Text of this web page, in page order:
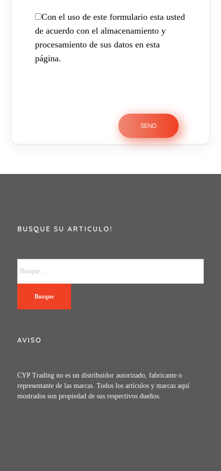
Con el uso de este formulario esta usted
de acuerdo con el almacenamiento y
procesamiento de sus datos en esta
página.
BUSQUE SU ARTICULO!
Busque
AVISO
CYP Trading no es un distribuidor autorizado, fabricante o
representante de las marcas. Todos los artículos y marcas aquí
mostrados son propiedad de sus respectivos dueños.